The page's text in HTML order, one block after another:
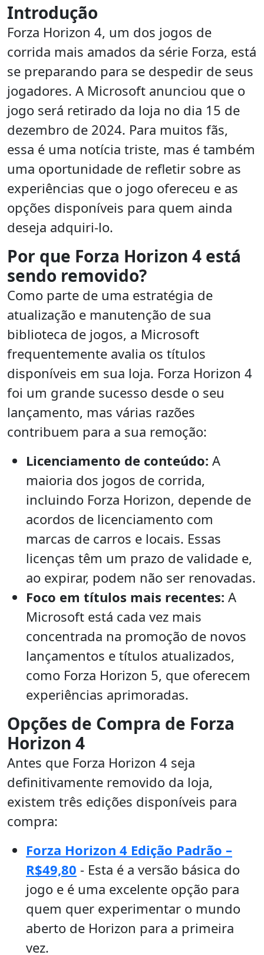
Introdução
Forza Horizon 4, um dos jogos de
corrida mais amados da série Forza, está
se preparando para se despedir de seus
jogadores. A Microsoft anunciou que o
jogo será retirado da loja no dia 15 de
dezembro de 2024. Para muitos fãs,
essa é uma notícia triste, mas é também
uma oportunidade de refletir sobre as
experiências que o jogo ofereceu e as
opções disponíveis para quem ainda
deseja adquiri-lo.
Por que Forza Horizon 4 está
sendo removido?
Como parte de uma estratégia de
atualização e manutenção de sua
biblioteca de jogos, a Microsoft
frequentemente avalia os títulos
disponíveis em sua loja. Forza Horizon 4
foi um grande sucesso desde o seu
lançamento, mas várias razões
contribuem para a sua remoção:
Licenciamento de conteúdo: A
maioria dos jogos de corrida,
incluindo Forza Horizon, depende de
acordos de licenciamento com
marcas de carros e locais. Essas
licenças têm um prazo de validade e,
ao expirar, podem não ser renovadas.
Foco em títulos mais recentes: A
Microsoft está cada vez mais
concentrada na promoção de novos
lançamentos e títulos atualizados,
como Forza Horizon 5, que oferecem
experiências aprimoradas.
Opções de Compra de Forza
Horizon 4
Antes que Forza Horizon 4 seja
definitivamente removido da loja,
existem três edições disponíveis para
compra:
Forza Horizon 4 Edição Padrão –
R$49,80 - Esta é a versão básica do
jogo e é uma excelente opção para
quem quer experimentar o mundo
aberto de Horizon para a primeira
vez.